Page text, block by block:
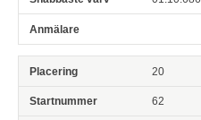
20
62